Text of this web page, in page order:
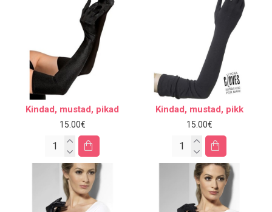
Kindad, mustad, pikad
15.00€
Kindad, mustad, pikk
15.00€